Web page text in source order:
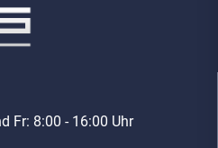
Fr: 8:00 - 16:00 Uhr